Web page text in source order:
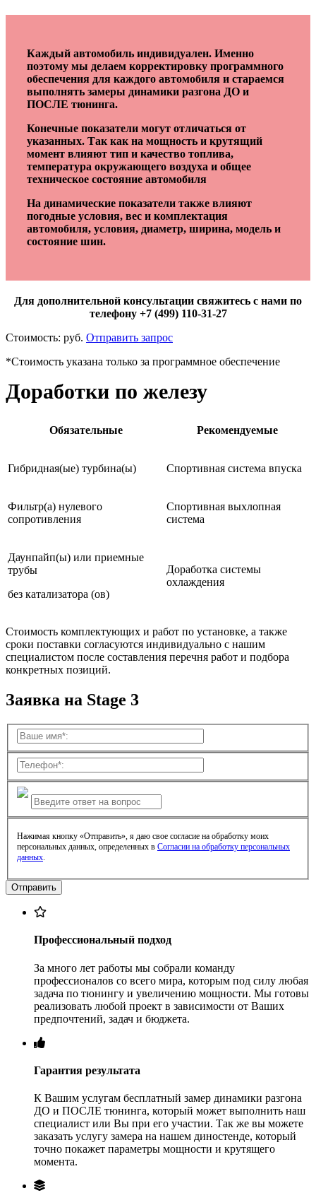
Каждый автомобиль индивидуален. Именно
поэтому мы делаем корректировку программного
обеспечения для каждого автомобиля и стараемся
выполнять замеры динамики разгона ДО и
ПОСЛЕ тюнинга.
Конечные показатели могут отличаться от
указанных. Так как на мощность и крутящий
момент влияют тип и качество топлива,
температура окружающего воздуха и общее
техническое состояние автомобиля
На динамические показатели также влияют
погодные условия, вес и комплектация
автомобиля, условия, диаметр, ширина, модель и
состояние шин.
Для дополнительной консультации свяжитесь с нами по
телефону +7 (499) 110-31-27
Стоимость: руб. Отправить запрос
*Стоимость указана только за программное обеспечение
Доработки по железу
Обязательные Рекомендуемые
Гибридная(ые) турбина(ы) Спортивная система впуска
Фильтр(а) нулевого
сопротивления
Спортивная выхлопная
система
Даунпайп(ы) или приемные
трубы
без катализатора (ов)
Доработка системы
охлаждения
Стоимость комплектующих и работ по установке, а также
сроки поставки согласуются индивидуально с нашим
специалистом после составления перечня работ и подбора
конкретных позиций.
Заявка на Stage 3
Нажимая кнопку «Отправить», я даю свое согласие на обработку моих
персональных данных, определенных в Согласии на обработку персональных
данных.
Профессиональный подход
За много лет работы мы собрали команду
профессионалов со всего мира, которым под силу любая
задача по тюнингу и увеличению мощности. Мы готовы
реализовать любой проект в зависимости от Ваших
предпочтений, задач и бюджета.
Гарантия результата
К Вашим услугам бесплатный замер динамики разгона
ДО и ПОСЛЕ тюнинга, который может выполнить наш
специалист или Вы при его участии. Так же вы можете
заказать услугу замера на нашем диностенде, который
точно покажет параметры мощности и крутящего
момента.